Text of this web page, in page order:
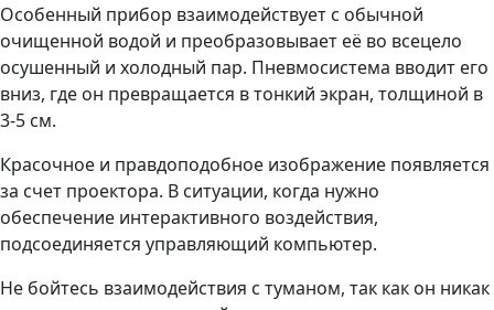
Особенный прибор взаимодействует с обычной
очищенной водой и преобразовывает её во всецело
осушенный и холодный пар. Пневмосистема вводит его
вниз, где он превращается в тонкий экран, толщиной в
3-5 см.
Красочное и правдоподобное изображение появляется
за счет проектора. В ситуации, когда нужно
обеспечение интерактивного воздействия,
подсоединяется управляющий компьютер.
Не бойтесь взаимодействия с туманом, так как он никак